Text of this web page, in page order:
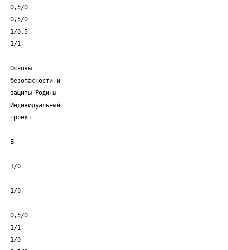
0,5/0
0,5/0
1/0,5
1/1
Основы
безопасности и
защиты Родины
Индивидуальный
проект
Б
1/0
1/0
0,5/0
1/1
1/0